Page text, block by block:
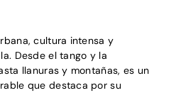
cultura intensa y
Desde el tango y la
llanuras y montañas, es un
que destaca por su